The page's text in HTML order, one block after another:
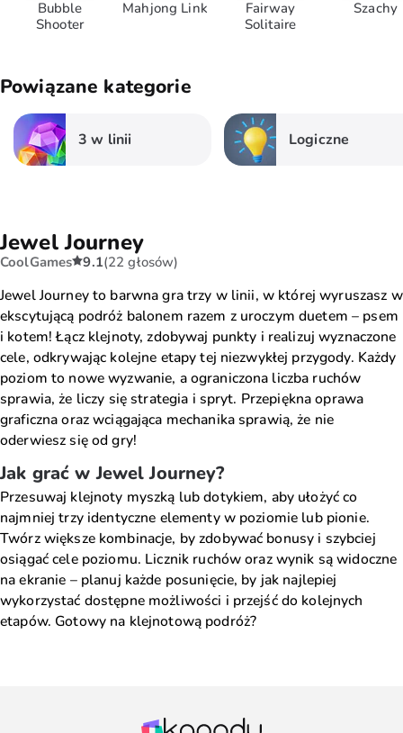
Bubble
Shooter
Mahjong Link
Fairway
Solitaire
Szachy
Powiązane kategorie
3 w linii Logiczne
Jewel Journey
CoolGames 9.1(22 głosów)
Jewel Journey to barwna gra trzy w linii, w której wyruszasz w
ekscytującą podróż balonem razem z uroczym duetem – psem
i kotem! Łącz klejnoty, zdobywaj punkty i realizuj wyznaczone
cele, odkrywając kolejne etapy tej niezwykłej przygody. Każdy
poziom to nowe wyzwanie, a ograniczona liczba ruchów
sprawia, że liczy się strategia i spryt. Przepiękna oprawa
graficzna oraz wciągająca mechanika sprawią, że nie
oderwiesz się od gry!
Jak grać w Jewel Journey?
Przesuwaj klejnoty myszką lub dotykiem, aby ułożyć co
najmniej trzy identyczne elementy w poziomie lub pionie.
Twórz większe kombinacje, by zdobywać bonusy i szybciej
osiągać cele poziomu. Licznik ruchów oraz wynik są widoczne
na ekranie – planuj każde posunięcie, by jak najlepiej
wykorzystać dostępne możliwości i przejść do kolejnych
etapów. Gotowy na klejnotową podróż?